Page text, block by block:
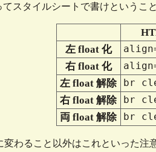
てスタイルシートで書けというこ
左 float 化
右 float 化
左 float 解除
br
右 float 解除
br
両 float 解除
br
変わること以外はこれといった注